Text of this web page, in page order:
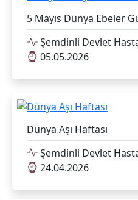
5 Mayıs Dünya Ebeler
Şemdinli Devlet
05.05.2026
Dünya Aşı Haftası
Şemdinli Devlet
24.04.2026